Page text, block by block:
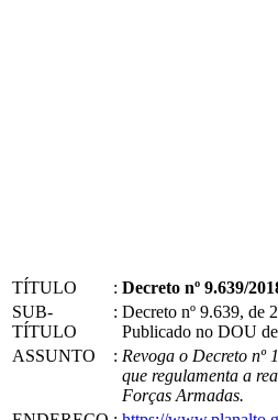
TÍTULO : Decreto nº 9.639/
SUB-
TÍTULO
: Decreto nº 9.639, de
Publicado no DOU
ASSUNTO
: Revoga o Decreto nº
que regulamenta a
Forças Armadas.